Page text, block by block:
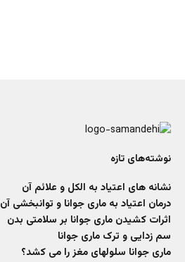
نوشته‌های تازه
نشانه های اعتیاد به الکل و علائم آن
درمان اعتیاد به ماری جوانا و توانبخشی آن
اثرات کشیدن ماری جوانا بر سلامتی بدن
سم زدایی و ترک ماری جوانا
ماری جوانا سلولهای مغز را می کشد؟